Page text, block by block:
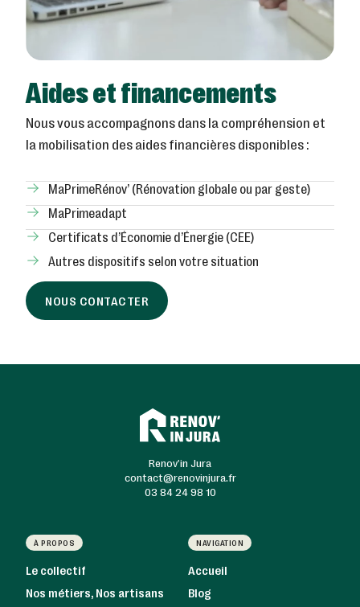
Aides et financements
Nous vous accompagnons dans la compréhension et
la mobilisation des aides financières disponibles :
MaPrimeRénov’ (Rénovation globale ou par geste)
MaPrimeadapt
Certificats d’Économie d’Énergie (CEE)
Autres dispositifs selon votre situation
NOUS CONTACTER
Renov'in Jura
contact@renovinjura.fr
03 84 24 98 10
À PROPOS
Le collectif
Nos métiers, Nos artisans
NAVIGATION
Accueil
Blog